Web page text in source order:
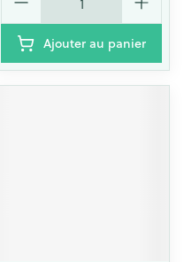
Ajouter au panier